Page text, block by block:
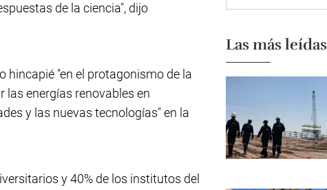
de la ciencia", dijo
hincapié "en el protagonismo de la
energías renovables en
y las nuevas tecnologías" en la
y 40% de los institutos del
Las más leídas